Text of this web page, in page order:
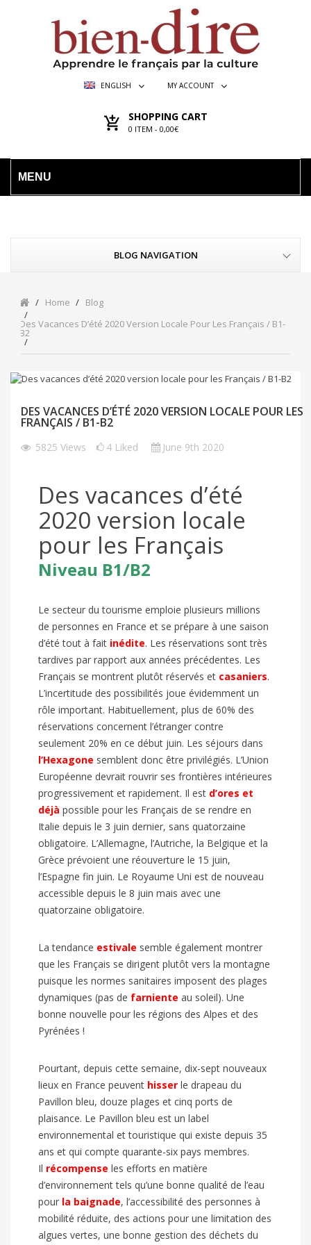
ENGLISH MY ACCOUNT
SHOPPING CART
0 ITEM - 0,00€
MENU
BLOG NAVIGATION
Home
Blog
Des Vacances D’été 2020 Version Locale Pour Les Français / B1-
B2
DES VACANCES D’ÉTÉ 2020 VERSION LOCALE POUR LES
FRANÇAIS / B1-B2
5825 Views 4 Liked June 9th 2020
Des vacances d’été
2020 version locale
pour les Français
Niveau B1/B2
Le secteur du tourisme emploie plusieurs millions
de personnes en France et se prépare à une saison
d’été tout à fait inédite. Les réservations sont très
tardives par rapport aux années précédentes. Les
Français se montrent plutôt réservés et casaniers.
L’incertitude des possibilités joue évidemment un
rôle important. Habituellement, plus de 60% des
réservations concernent l’étranger contre
seulement 20% en ce début juin. Les séjours dans
l’Hexagone semblent donc être privilégiés. L’Union
Européenne devrait rouvrir ses frontières intérieures
progressivement et rapidement. Il est d’ores et
déjà possible pour les Français de se rendre en
Italie depuis le 3 juin dernier, sans quatorzaine
obligatoire. L’Allemagne, l’Autriche, la Belgique et la
Grèce prévoient une réouverture le 15 juin,
l’Espagne fin juin. Le Royaume Uni est de nouveau
accessible depuis le 8 juin mais avec une
quatorzaine obligatoire.
La tendance estivale semble également montrer
que les Français se dirigent plutôt vers la montagne
puisque les normes sanitaires imposent des plages
dynamiques (pas de farniente au soleil). Une
bonne nouvelle pour les régions des Alpes et des
Pyrénées !
Pourtant, depuis cette semaine, dix-sept nouveaux
lieux en France peuvent hisser le drapeau du
Pavillon bleu, douze plages et cinq ports de
plaisance. Le Pavillon bleu est un label
environnemental et touristique qui existe depuis 35
ans et qui compte quarante-six pays membres.
Il récompense les efforts en matière
d’environnement tels qu’une bonne qualité de l’eau
pour la baignade, l’accessibilité des personnes à
mobilité réduite, des actions pour une limitation des
algues vertes, une bonne gestion des déchets du